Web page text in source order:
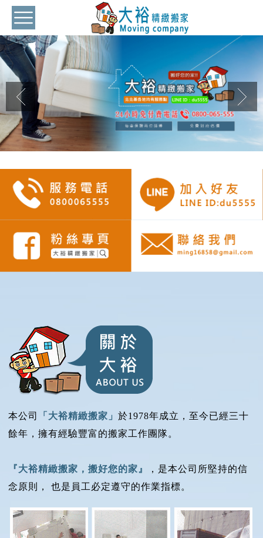
本公司 「大裕精緻搬家」於1978年成立，至今已經三十
餘年，擁有經驗豐富的搬家工作團隊。
『大裕精緻搬家，搬好您的家』
，是本公司所堅持的信
念原則， 也是員工必定遵守的作業指標。